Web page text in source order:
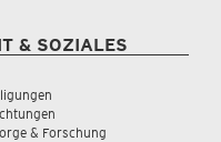
& SOZIALES
& Forschung